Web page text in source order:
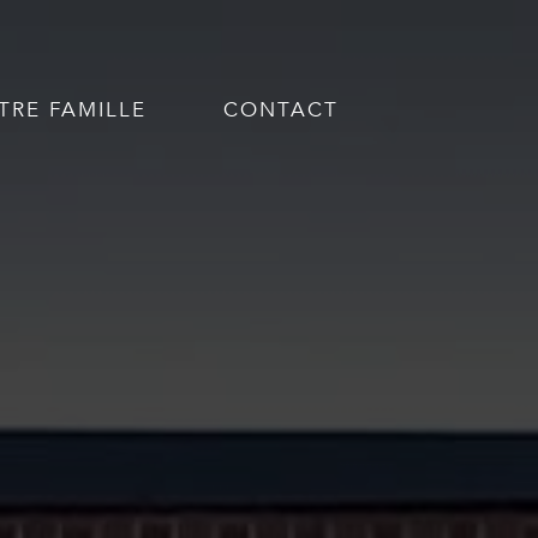
FAMILLE CONTACT